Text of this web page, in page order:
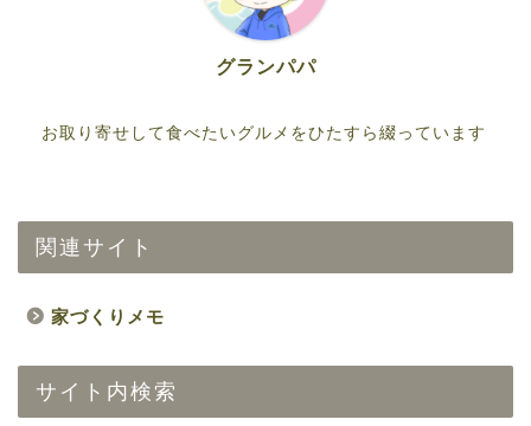
グランパパ
お取り寄せして食べたいグルメをひたすら綴っています
関連サイト
家づくりメモ
サイト内検索